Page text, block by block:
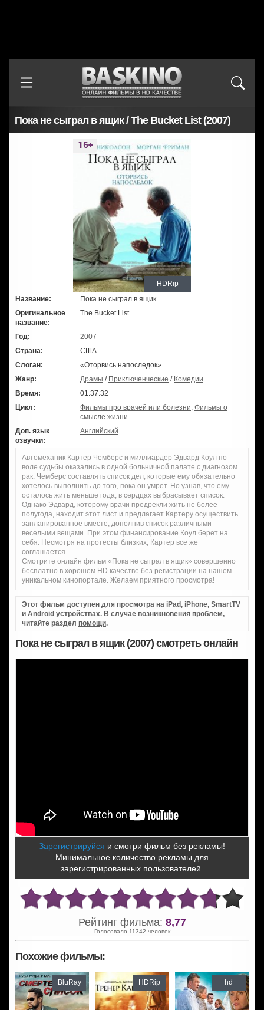
Пока не сыграл в ящик / The Bucket List (2007)
HDRip
Название:
Пока не сыграл в ящик
Оригинальное
название:
The Bucket List
Год:
2007
Страна:
США
Слоган:
«Оторвись напоследок»
Жанр:
Драмы / Приключенческие / Комедии
Время:
01:37:32
Цикл:
Фильмы про врачей или болезни, Фильмы о
смысле жизни
Доп. язык
озвучки:
Английский
Автомеханик Картер Чемберс и миллиардер Эдвард Коул по
воле судьбы оказались в одной больничной палате с диагнозом
рак. Чемберс составлять список дел, которые ему обязательно
хотелось выполнить до того, пока он умрет. Но узнав, что ему
осталось жить меньше года, в сердцах выбрасывает список.
Однако Эдвард, которому врачи предрекли жить не более
полугода, находит этот лист и предлагает Картеру осуществить
запланированное вместе, дополнив список различными
веселыми вещами. При этом финансирование Коул берет на
себя. Несмотря на протесты близких, Картер все же
соглашается…
Смотрите онлайн фильм «Пока не сыграл в ящик» совершенно
бесплатно в хорошем HD качестве без регистрации на нашем
уникальном кинопортале. Желаем приятного просмотра!
Этот фильм доступен для просмотра на iPad, iPhone, SmartTV
и Android устройствах. В случае возникновения проблем,
читайте раздел помощи.
Пока не сыграл в ящик (2007) смотреть онлайн
Зарегистрируйся и смотри фильм без рекламы!
Минимальное количество рекламы для
зарегистрированных пользователей.
Рейтинг фильма: 8,77
Голосовало 11342 человек
Похожие фильмы:
BluRay HDRip hd